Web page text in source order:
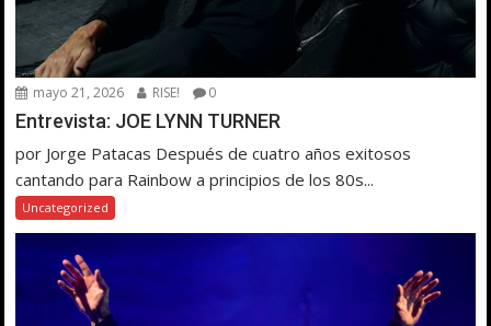
mayo 21, 2026 RISE! 0
Entrevista: JOE LYNN TURNER
por Jorge Patacas Después de cuatro años exitosos
cantando para Rainbow a principios de los 80s...
Uncategorized